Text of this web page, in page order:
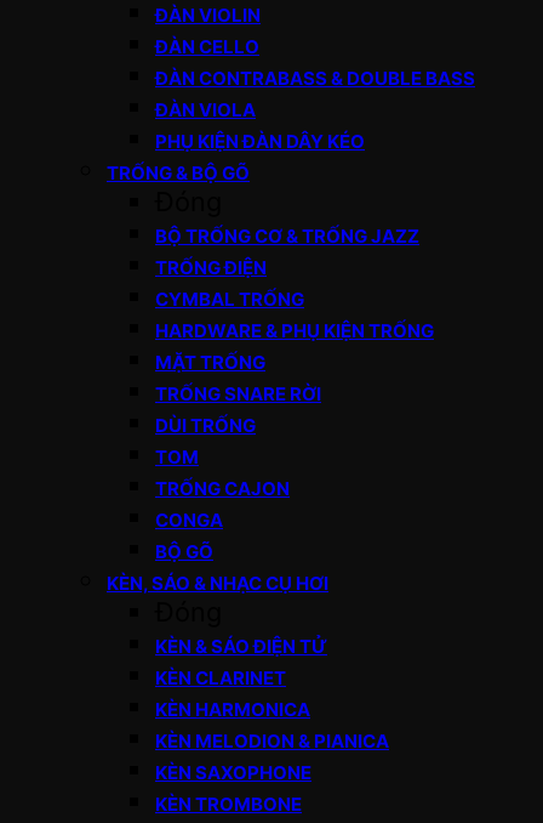
ĐÀN VIOLIN
ĐÀN CELLO
ĐÀN CONTRABASS & DOUBLE BASS
ĐÀN VIOLA
PHỤ KIỆN ĐÀN DÂY KÉO
TRỐNG & BỘ GÕ
BỘ TRỐNG CƠ & TRỐNG JAZZ
TRỐNG ĐIỆN
CYMBAL TRỐNG
HARDWARE & PHỤ KIỆN TRỐNG
MẶT TRỐNG
TRỐNG SNARE RỜI
DÙI TRỐNG
TOM
TRỐNG CAJON
CONGA
BỘ GÕ
KÈN, SÁO & NHẠC CỤ HƠI
KÈN & SÁO ĐIỆN TỬ
KÈN CLARINET
KÈN HARMONICA
KÈN MELODION & PIANICA
KÈN SAXOPHONE
KÈN TROMBONE